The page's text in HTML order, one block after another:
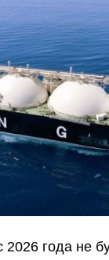
2026 года не